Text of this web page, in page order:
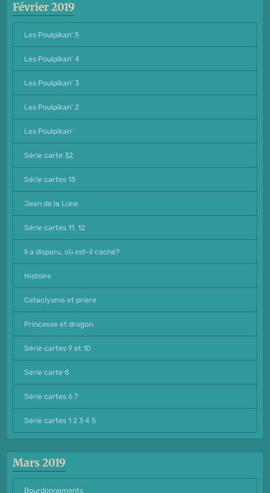
Février 2019
Les Poulpikan' 5
Les Poulpikan' 4
Les Poulpikan' 3
Les Poulpikan' 2
Les Poulpikan'
Série carte 32
Série cartes 13
Jean de la Lune
Série cartes 11, 12
Il a disparu, où est-il caché?
Histoire
Cataclysme et prière
Princesse et dragon.
Série cartes 9 et 10
Série carte 8
Série cartes 6 7
Série cartes 1 2 3 4 5
Mars 2019
Bourdonnements